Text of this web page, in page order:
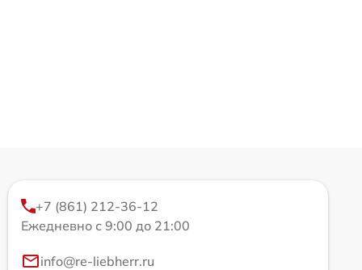
+7 (861) 212-36-12
Ежедневно с 9:00 до 21:00
info@re-liebherr.ru